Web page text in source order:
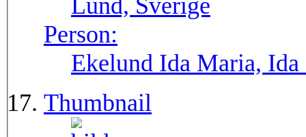
Lund, Sverige
Person:
Ekelund Ida Maria, Ida
Thumbnail